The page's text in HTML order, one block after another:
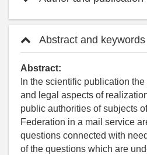
Abstract and keywords
Abstract:
In the scientific publication
and legal aspects of
public authorities of subjects
Federation in a mail service
questions connected with
of the questions which are